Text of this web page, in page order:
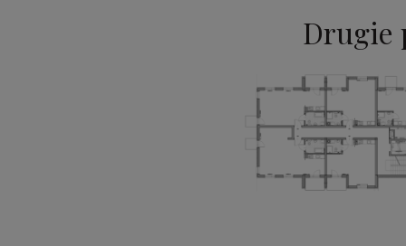
Drugie